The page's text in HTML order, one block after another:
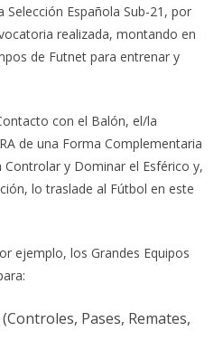
Selección Española Sub-21, por
realizada, montando en
de Futnet para entrenar y
con el Balón, el/la
de una Forma Complementaria
Controlar y Dominar el Esférico y,
lo traslade al Fútbol en este
ejemplo, los Grandes Equipos
Pases, Remates,